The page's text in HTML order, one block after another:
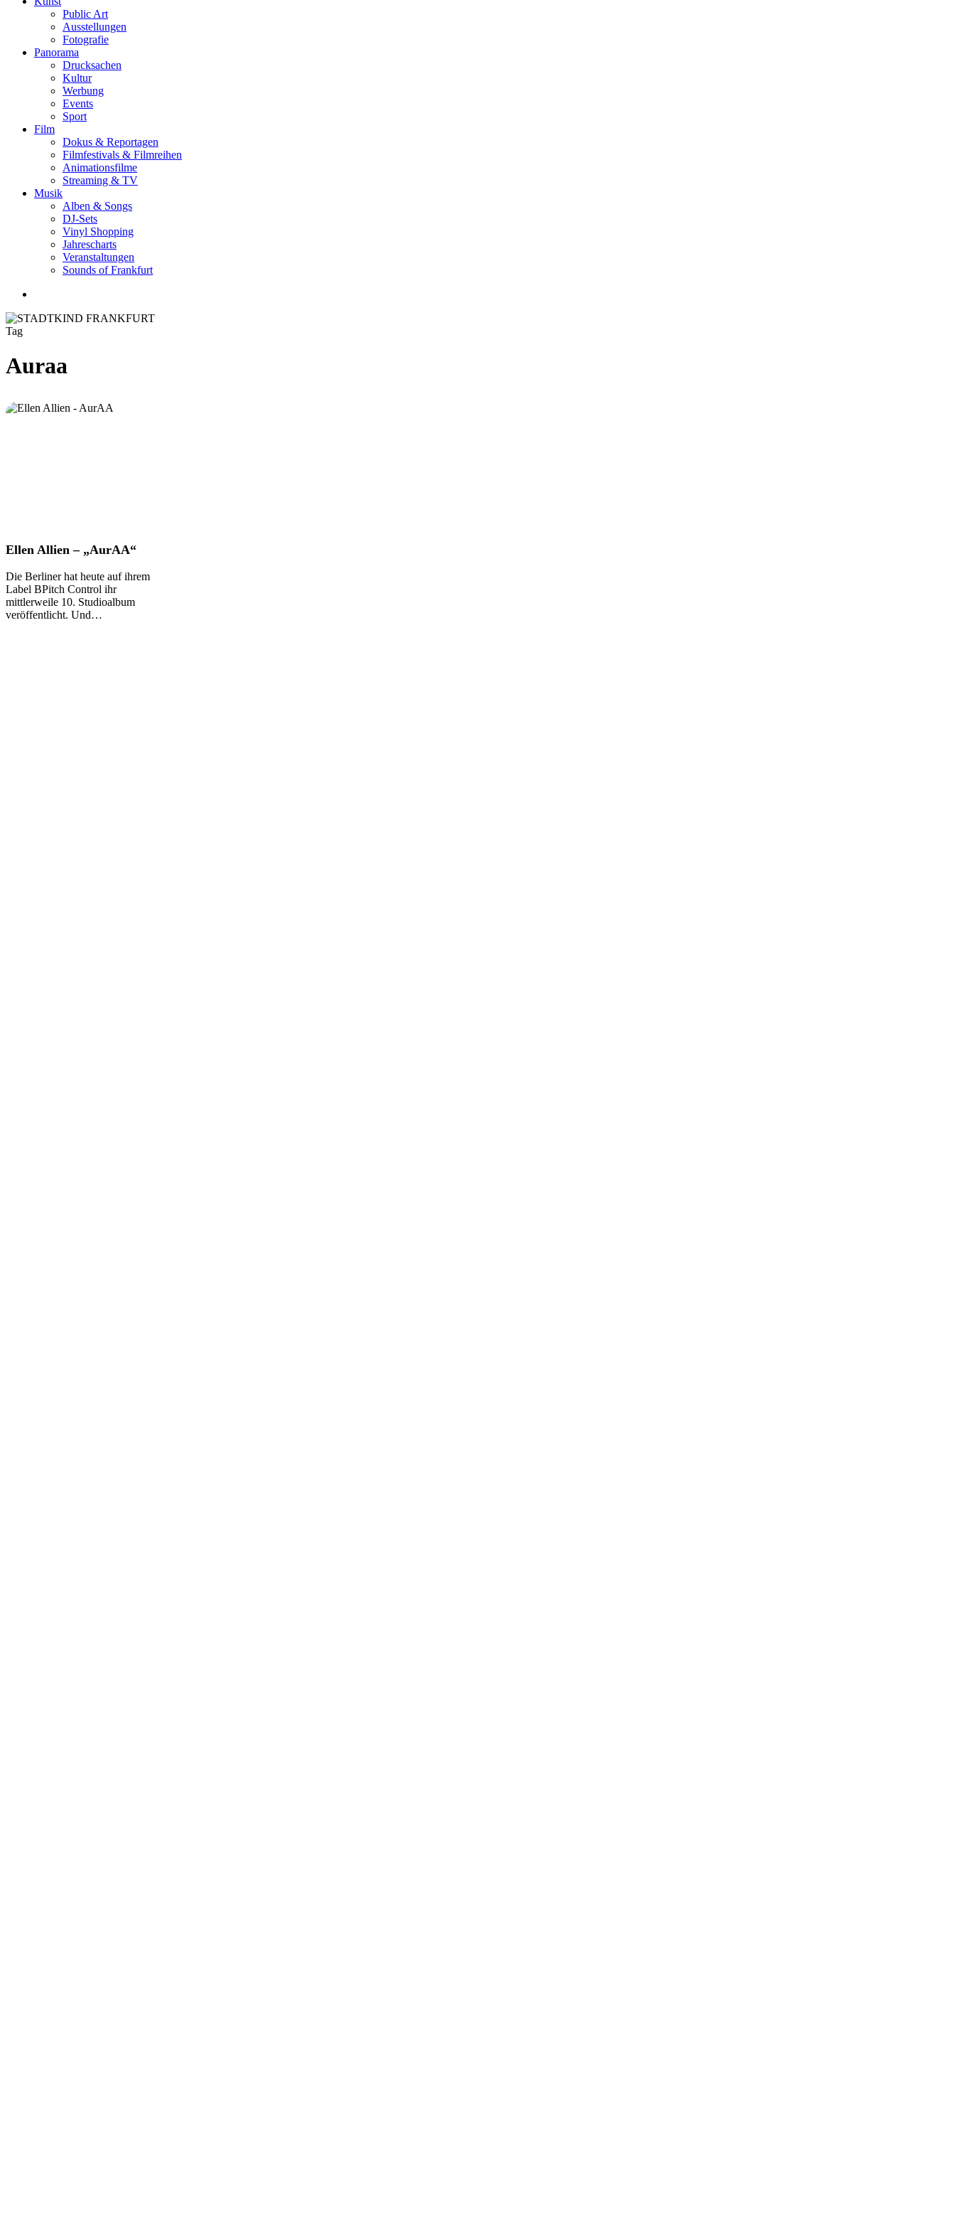
Public Art
Ausstellungen
Fotografie
Panorama
Drucksachen
Kultur
Werbung
Events
Sport
Film
Dokus & Reportagen
Filmfestivals & Filmreihen
Animationsfilme
Streaming & TV
Musik
Alben & Songs
DJ-Sets
Vinyl Shopping
Jahrescharts
Veranstaltungen
Sounds of Frankfurt
Tag
Auraa
Ellen
–
„AurAA“
Ellen Allien – „AurAA“
Die Berliner hat heute auf ihrem
Label BPitch Control ihr
mittlerweile 10. Studioalbum
veröffentlicht. Und…